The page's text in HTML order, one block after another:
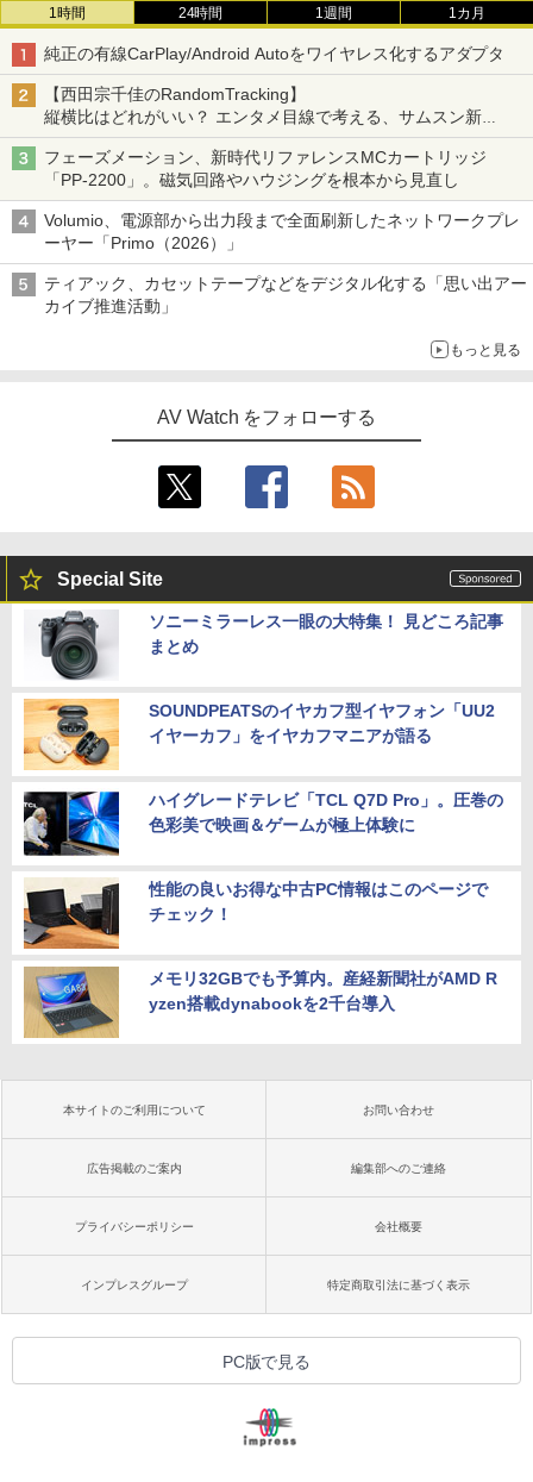
1時間 24時間 1週間 1カ月
純正の有線CarPlay/Android Autoをワイヤレス化するアダプタ
【西田宗千佳のRandomTracking】
縦横比はどれがいい？ エンタメ目線で考える、サムスン新
「Galaxy Z Fold」
フェーズメーション、新時代リファレンスMCカートリッジ
「PP-2200」。磁気回路やハウジングを根本から見直し
Volumio、電源部から出力段まで全面刷新したネットワークプレ
ーヤー「Primo（2026）」
ティアック、カセットテープなどをデジタル化する「思い出アー
カイブ推進活動」
もっと見る
AV Watch をフォローする
Special Site
ソニーミラーレス一眼の大特集！ 見どころ記事
まとめ
SOUNDPEATSのイヤカフ型イヤフォン「UU2
イヤーカフ」をイヤカフマニアが語る
ハイグレードテレビ「TCL Q7D Pro」。圧巻の
色彩美で映画＆ゲームが極上体験に
性能の良いお得な中古PC情報はこのページで
チェック！
メモリ32GBでも予算内。産経新聞社がAMD R
yzen搭載dynabookを2千台導入
本サイトのご利用について お問い合わせ
広告掲載のご案内 編集部へのご連絡
プライバシーポリシー 会社概要
インプレスグループ 特定商取引法に基づく表示
PC版で見る